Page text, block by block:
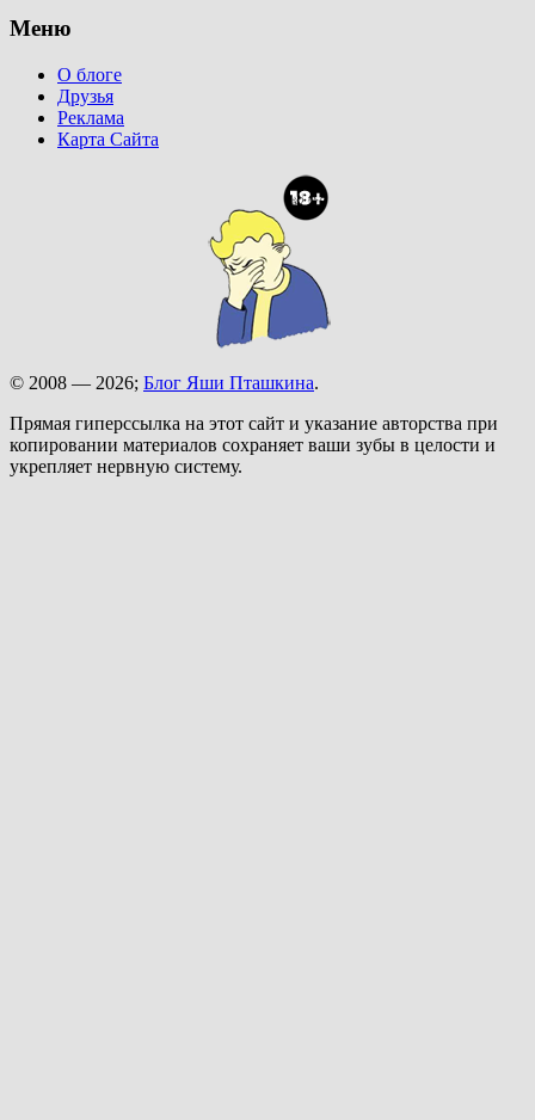
Меню
О блоге
Друзья
Реклама
Карта Сайта
© 2008 — 2026; Блог Яши Пташкина.
Прямая гиперссылка на этот сайт и указание авторства при
копировании материалов сохраняет ваши зубы в целости и
укрепляет нервную систему.